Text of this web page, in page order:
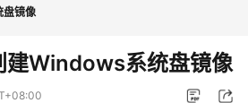
盘镜像
建Windows系统盘镜像